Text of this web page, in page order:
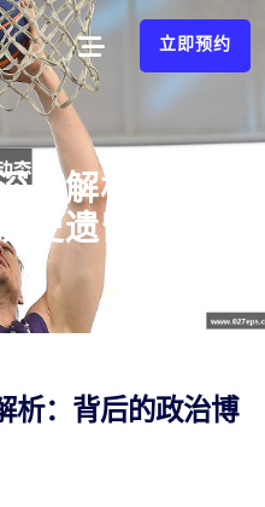
立即预约
度解析：背后
史遗留问题
析：背后的政治博